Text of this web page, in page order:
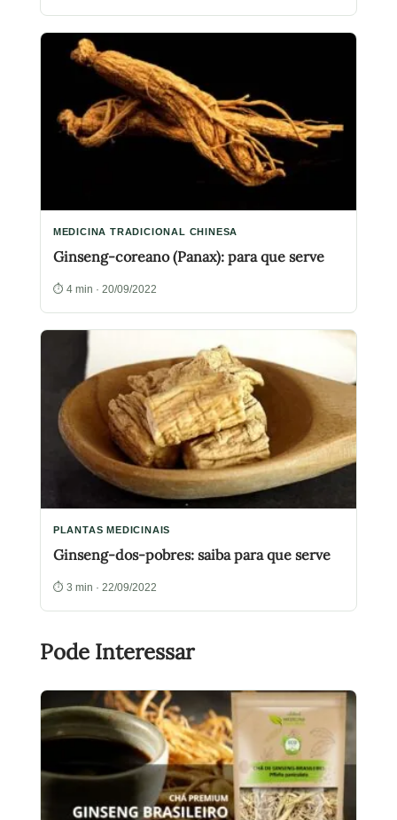
MEDICINA TRADICIONAL CHINESA
Ginseng-coreano (Panax): para que serve
⏱ 4 min · 20/09/2022
PLANTAS MEDICINAIS
Ginseng-dos-pobres: saiba para que serve
⏱ 3 min · 22/09/2022
Pode Interessar